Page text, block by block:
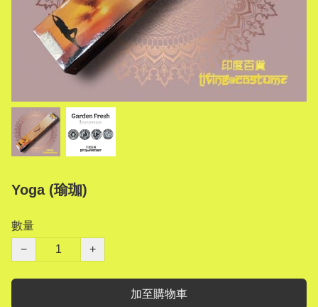
Yoga (瑜珈)
數量
−
+
加至購物車